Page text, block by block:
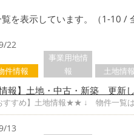
覧を表示しています。（1-10 /
22
件情報
事業用地情
報
土地情
情報】土地・中古・新築 更新
すめ】土地情報★★ ↓ 物件一覧
13